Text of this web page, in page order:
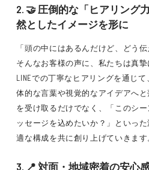
2. 🤝 圧倒的な「ヒアリング
然としたイメージを形に
「頭の中にはあるんだけど、どう
そんなお客様の声に、私たちは真
LINEでの丁寧なヒアリングを通じ
体的な言葉や視覚的なアイデアへ
を受け取るだけでなく、「このシ
ッセージを込めたいか？」といっ
適な構成を共に創り上げていきます
3. 📍 対面・地域密着の安心